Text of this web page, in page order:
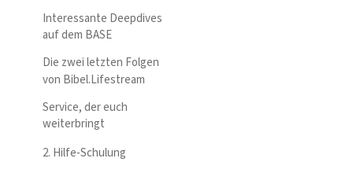
Interessante Deepdives
auf dem BASE
Die zwei letzten Folgen
von Bibel.Lifestream
Service, der euch
weiterbringt
2. Hilfe-Schulung